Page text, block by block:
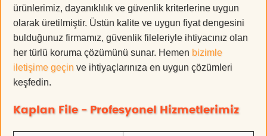
ürünlerimiz, dayanıklılık ve güvenlik kriterlerine uygun
olarak üretilmiştir. Üstün kalite ve uygun fiyat dengesini
bulduğunuz firmamız, güvenlik fileleriyle ihtiyacınız olan
her türlü koruma çözümünü sunar. Hemen bizimle
iletişime geçin ve ihtiyaçlarınıza en uygun çözümleri
keşfedin.
Kaplan File - Profesyonel Hizmetlerimiz